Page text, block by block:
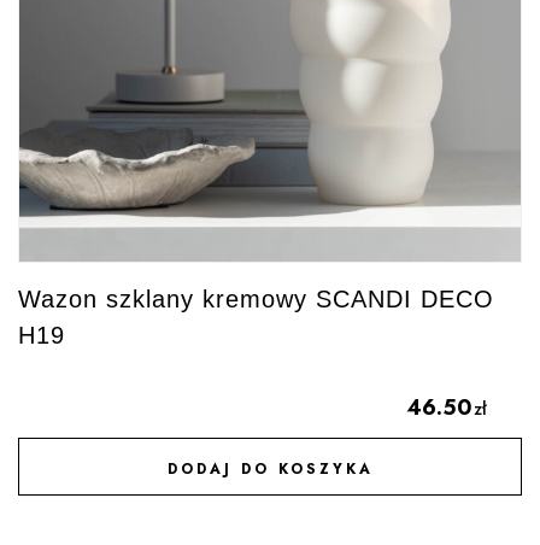
Wazon szklany kremowy SCANDI DECO
H19
46.50zł
DODAJ DO KOSZYKA
DODAJ DO ULUBIONYCH